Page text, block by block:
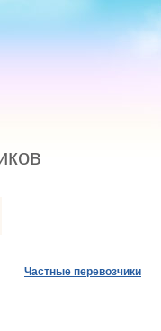
Частные перевозчики